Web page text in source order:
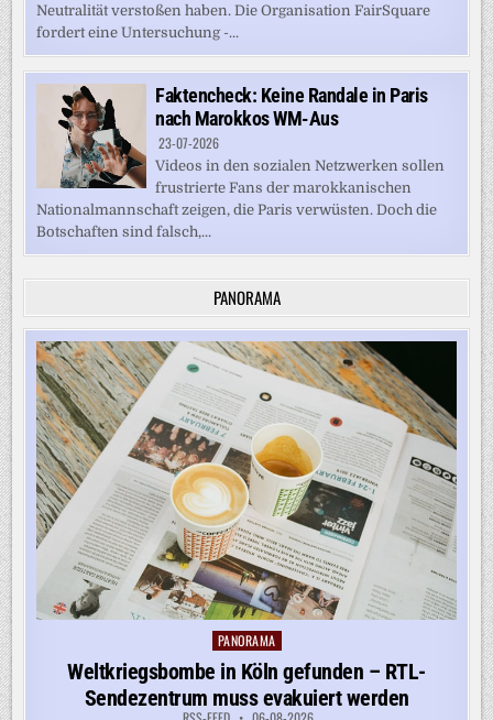
Neutralität verstoßen haben. Die Organisation FairSquare
fordert eine Untersuchung -...
Faktencheck: Keine Randale in Paris
nach Marokkos WM-Aus
23-07-2026
Videos in den sozialen Netzwerken sollen
frustrierte Fans der marokkanischen
Nationalmannschaft zeigen, die Paris verwüsten. Doch die
Botschaften sind falsch,...
PANORAMA
Posted
in
PANORAMA
Weltkriegsbombe in Köln gefunden – RTL-
Sendezentrum muss evakuiert werden